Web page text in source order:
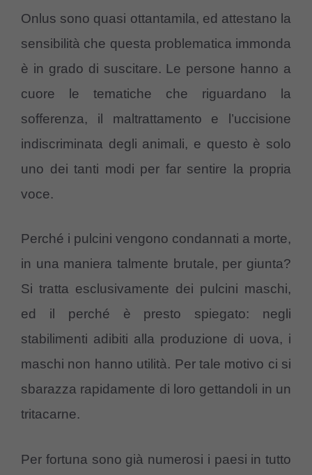
Onlus sono quasi ottantamila, ed attestano la
sensibilità che questa problematica immonda
è in grado di suscitare. Le persone hanno a
cuore le tematiche che riguardano la
sofferenza, il maltrattamento e l’uccisione
indiscriminata degli animali, e questo è solo
uno dei tanti modi per far sentire la propria
voce.
Perché i pulcini vengono condannati a morte,
in una maniera talmente brutale, per giunta?
Si tratta esclusivamente dei pulcini maschi,
ed il perché è presto spiegato: negli
stabilimenti adibiti alla produzione di uova, i
maschi non hanno utilità. Per tale motivo ci si
sbarazza rapidamente di loro gettandoli in un
tritacarne.
Per fortuna sono già numerosi i paesi in tutto